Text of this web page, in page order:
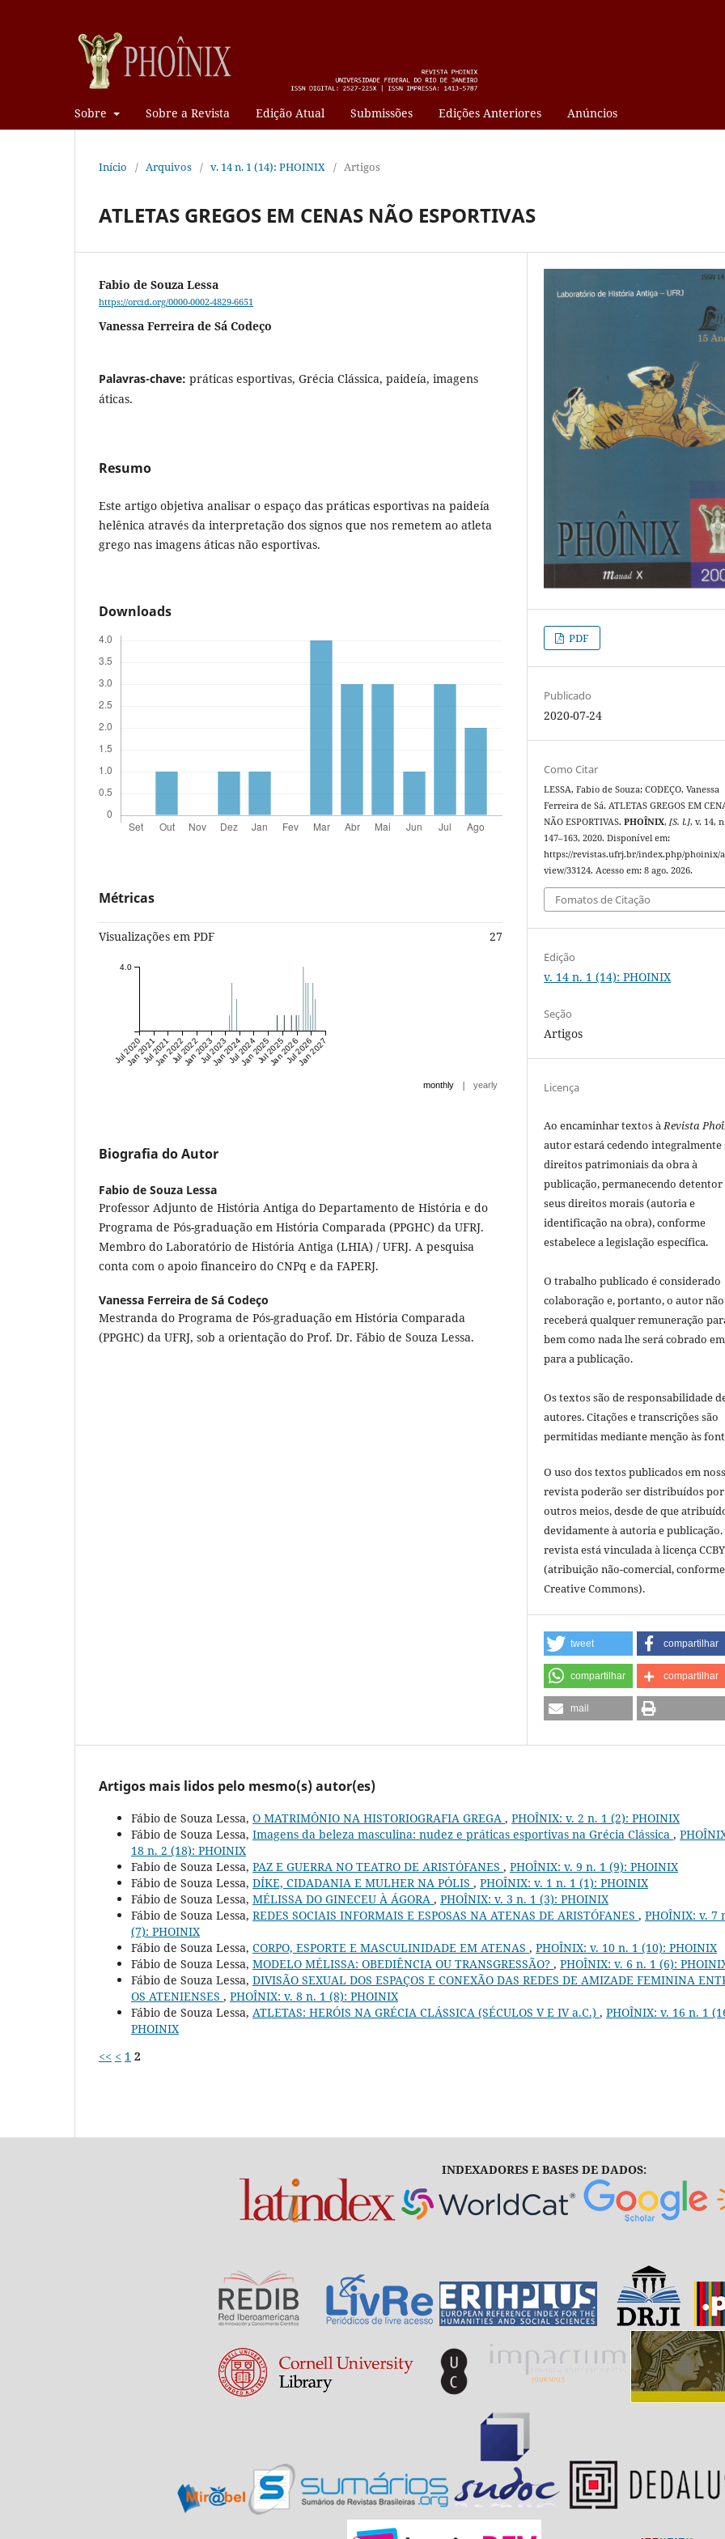
Sobre Sobre a Revista Edição Atual Submissões Edições Anteriores Anúncios
Início / Arquivos / v. 14 n. 1 (14): PHOINIX / Artigos
ATLETAS GREGOS EM CENAS NÃO ESPORTIVAS
Fabio de Souza Lessa
https://orcid.org/0000-0002-4829-6651
Vanessa Ferreira de Sá Codeço
Palavras-chave: práticas esportivas, Grécia Clássica, paideía, imagens
áticas.
Resumo
Este artigo objetiva analisar o espaço das práticas esportivas na paideía
helênica através da interpretação dos signos que nos remetem ao atleta
grego nas imagens áticas não esportivas.
Downloads
Métricas
Visualizações em PDF 27
Jul 2020
Jan 2021Jul 2021
Jan 2022Jul 2022
Jan 2023Jul 2023
Jan 2024Jul 2024
Jan 2025Jul 2025
Jan 2026Jul 2026
Jan 2027
4.0
monthly | yearly
Biografia do Autor
Fabio de Souza Lessa
Professor Adjunto de História Antiga do Departamento de História e do
Programa de Pós-graduação em História Comparada (PPGHC) da UFRJ.
Membro do Laboratório de História Antiga (LHIA) / UFRJ. A pesquisa
conta com o apoio financeiro do CNPq e da FAPERJ.
Vanessa Ferreira de Sá Codeço
Mestranda do Programa de Pós-graduação em História Comparada
(PPGHC) da UFRJ, sob a orientação do Prof. Dr. Fábio de Souza Lessa.
PDF
Publicado
2020-07-24
Como Citar
LESSA, Fabio de Souza; CODEÇO, Vanessa
Ferreira de Sá. ATLETAS GREGOS EM
NÃO ESPORTIVAS.PHOÎNIX,[S. l.], v. 14,
147–163, 2020. Disponível em:
https://revistas.ufrj.br/index.php/phoinix/
view/33124. Acesso em: 8 ago. 2026.
Fomatos de Citação
Edição
v. 14 n. 1 (14): PHOINIX
Seção
Artigos
Licença
Ao encaminhar textos àRevista
autor estará cedendo integralmente
direitos patrimoniais da obra à
publicação, permanecendo detentor
seus direitos morais (autoria e
identificação na obra), conforme
estabelece a legislação especí­fica.
O trabalho publicado é considerado
colaboração e, portanto, o autor não
receberá qualquer remuneração
bem como nada lhe será cobrado
para a publicação.
Os textos são de responsabilidade
autores. Citações e transcrições são
permitidas mediante menção às
O uso dos textos publicados em
revista poderão ser distribuídos por
outros meios, desde de que
devidamente à autoria e publicação.
revista está vinculada à licença
(atribuição não-comercial,
Creative Commons).
tweet compartilhar
compartilhar compartilhar
mail
Artigos mais lidos pelo mesmo(s) autor(es)
Fábio de Souza Lessa, O MATRIMÔNIO NA HISTORIOGRAFIA GREGA , PHOÎNIX: v. 2 n. 1 (2): PHOINIX
Fábio de Souza Lessa, Imagens da beleza masculina: nudez e práticas esportivas na Grécia Clássica ,
18 n. 2 (18): PHOINIX
Fabio de Souza Lessa, PAZ E GUERRA NO TEATRO DE ARISTÓFANES , PHOÎNIX: v. 9 n. 1 (9): PHOINIX
Fábio de Souza Lessa, DÍKE, CIDADANIA E MULHER NA PÓLIS , PHOÎNIX: v. 1 n. 1 (1): PHOINIX
Fábio de Souza Lessa, MÉLISSA DO GINECEU À ÁGORA , PHOÎNIX: v. 3 n. 1 (3): PHOINIX
Fábio de Souza Lessa, REDES SOCIAIS INFORMAIS E ESPOSAS NA ATENAS DE ARISTÓFANES , PHOÎNIX: v. 7
(7): PHOINIX
Fábio de Souza Lessa, CORPO, ESPORTE E MASCULINIDADE EM ATENAS , PHOÎNIX: v. 10 n. 1 (10): PHOINIX
Fábio de Souza Lessa, MODELO MÉLISSA: OBEDIÊNCIA OU TRANSGRESSÃO? , PHOÎNIX: v. 6 n. 1 (6):
Fábio de Souza Lessa, DIVISÃO SEXUAL DOS ESPAÇOS E CONEXÃO DAS REDES DE AMIZADE FEMININA
OS ATENIENSES , PHOÎNIX: v. 8 n. 1 (8): PHOINIX
Fábio de Souza Lessa, ATLETAS: HERÓIS NA GRÉCIA CLÁSSICA (SÉCULOS V E IV a.C.) , PHOÎNIX: v. 16 n. 1
PHOINIX
<< < 1 2
INDEXADORES E BASES DE DADOS: